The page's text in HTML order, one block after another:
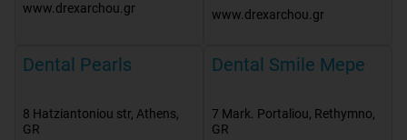
www.drexarchou.gr
www.drexarchou.gr
Dental Pearls
8 Hatziantoniou str, Athens,
GR
Dental Smile Mepe
7 Mark. Portaliou, Rethymno,
GR